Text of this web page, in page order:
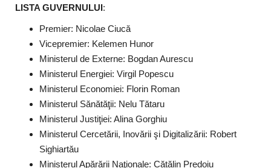
LISTA GUVERNULUI:
Premier: Nicolae Ciucă
Vicepremier: Kelemen Hunor
Ministerul de Externe: Bogdan Aurescu
Ministerul Energiei: Virgil Popescu
Ministerul Economiei: Florin Roman
Ministerul Sănătăţii: Nelu Tătaru
Ministerul Justiţiei: Alina Gorghiu
Ministerul Cercetării, Inovării şi Digitalizării: Robert
Sighiartău
Ministerul Apărării Naţionale: Cătălin Predoiu